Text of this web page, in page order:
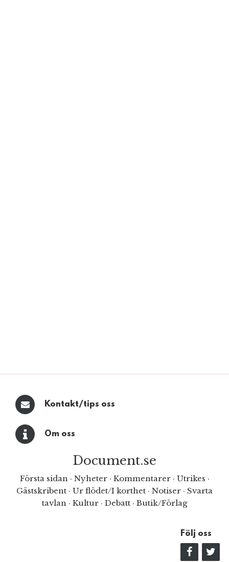
Kontakt/tips oss
Om oss
Document.se
Första sidan· Nyheter· Kommentarer· Utrikes ·
Gästskribent · Ur flödet/I korthet · Notiser · Svarta
tavlan · Kultur · Debatt · Butik/Förlag
Följ oss